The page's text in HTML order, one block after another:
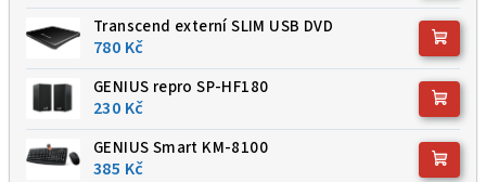
Transcend externí SLIM USB DVD
780 Kč
GENIUS repro SP-HF180
230 Kč
GENIUS Smart KM-8100
385 Kč